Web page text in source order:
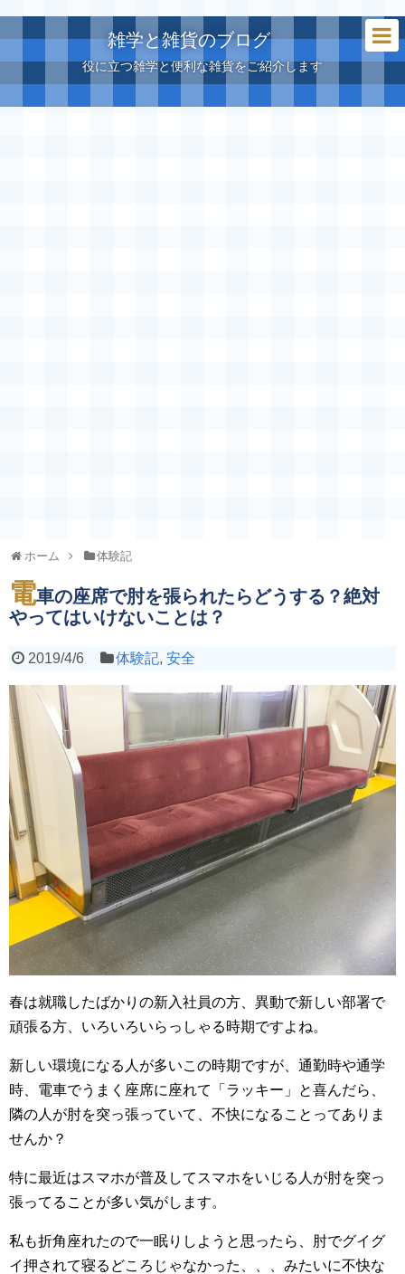
雑学と雑貨のブログ
役に立つ雑学と便利な雑貨をご紹介します
ホーム 体験記
電車の座席で肘を張られたらどうする？絶対
やってはいけないことは？
2019/4/6 体験記,安全
春は就職したばかりの新入社員の方、異動で新しい部署で
頑張る方、いろいろいらっしゃる時期ですよね。
新しい環境になる人が多いこの時期ですが、通勤時や通学
時、電車でうまく座席に座れて「ラッキー」と喜んだら、
隣の人が肘を突っ張っていて、不快になることってありま
せんか？
特に最近はスマホが普及してスマホをいじる人が肘を突っ
張ってることが多い気がします。
私も折角座れたので一眠りしようと思ったら、肘でグイグ
イ押されて寝るどころじゃなかった、、、みたいに不快な